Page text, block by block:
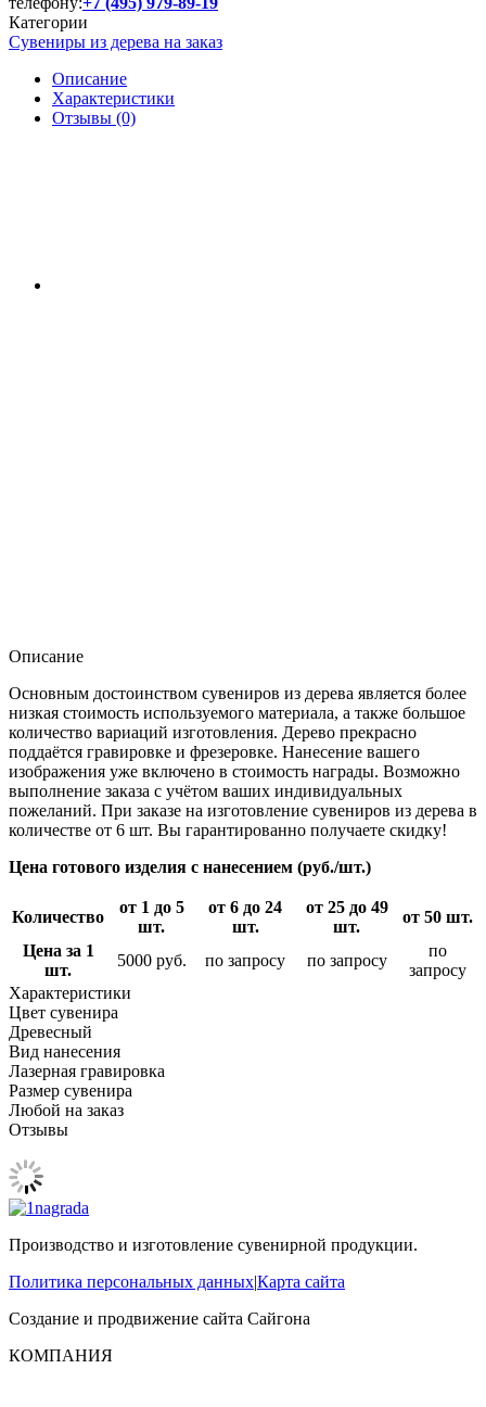
Категории
Сувениры из дерева на заказ
Описание
Характеристики
Отзывы (0)
Описание
Основным достоинством сувениров из дерева является более
низкая стоимость используемого материала, а также большое
количество вариаций изготовления. Дерево прекрасно
поддаётся гравировке и фрезеровке. Нанесение вашего
изображения уже включено в стоимость награды. Возможно
выполнение заказа с учётом ваших индивидуальных
пожеланий. При заказе на изготовление сувениров из дерева в
количестве от 6 шт. Вы гарантированно получаете скидку!
Цена готового изделия с нанесением (руб./шт.)
Количество
от 1 до 5
шт.
от 6 до 24
шт.
от 25 до 49
шт.
от 50 шт.
Цена за 1
шт.
5000 руб. по запросу по запросу
по
запросу
Характеристики
Цвет сувенира
Древесный
Вид нанесения
Лазерная гравировка
Размер сувенира
Любой на заказ
Отзывы
Производство и изготовление сувенирной продукции.
Политика персональных данных|Карта сайта
Создание и продвижение сайта Сайгона
КОМПАНИЯ